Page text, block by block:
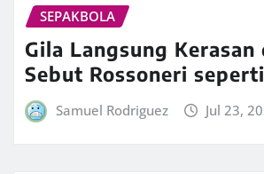
SEPAKBOLA
Gila Langsung
Sebut Rossoneri
Samuel Rodriguez Jul 23,